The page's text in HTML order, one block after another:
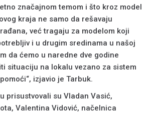
značajnom temom i što kroz model
kraja ne samo da rešavaju
već tragaju za modelom koji
i u drugim sredinama u našoj
da ćemo u naredne dve godine
situaciju na lokalu vezano za sistem
izjavio je Tarbuk.
prisustvovali su Vladan Vasić,
Valentina Vidović, načelnica